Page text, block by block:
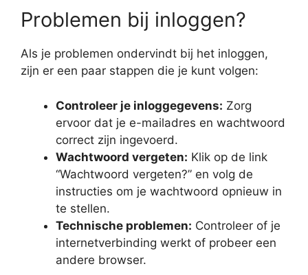
Problemen bij inloggen?
Als je problemen ondervindt bij het inloggen,
zijn er een paar stappen die je kunt volgen:
Controleer je inloggegevens: Zorg
ervoor dat je e-mailadres en wachtwoord
correct zijn ingevoerd.
Wachtwoord vergeten: Klik op de link
“Wachtwoord vergeten?” en volg de
instructies om je wachtwoord opnieuw in
te stellen.
Technische problemen: Controleer of je
internetverbinding werkt of probeer een
andere browser.